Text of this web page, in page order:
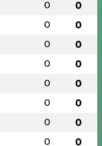
0 0
0 0
0 0
0 0
0 0
0 0
0 0
0 0